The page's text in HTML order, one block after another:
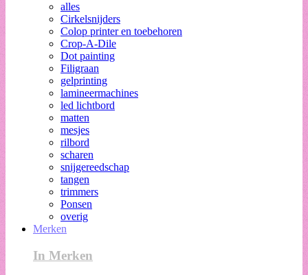
alles
Cirkelsnijders
Colop printer en toebehoren
Crop-A-Dile
Dot painting
Filigraan
gelprinting
lamineermachines
led lichtbord
matten
mesjes
rilbord
scharen
snijgereedschap
tangen
trimmers
Ponsen
overig
Merken
In Merken